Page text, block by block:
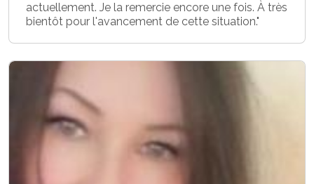
actuellement. Je la remercie encore une fois. À très
bientôt pour l'avancement de cette situation."